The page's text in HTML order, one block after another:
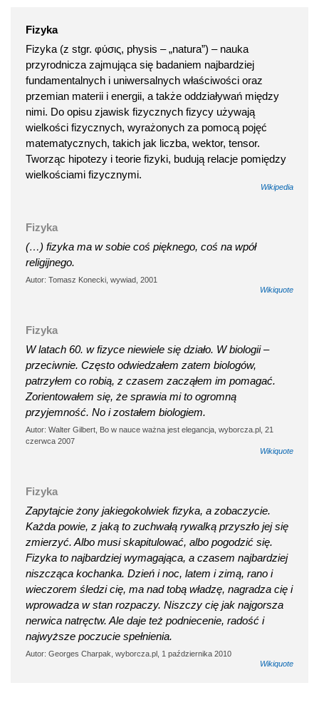
Fizyka
Fizyka (z stgr. φύσις, physis – „natura”) – nauka
przyrodnicza zajmująca się badaniem najbardziej
fundamentalnych i uniwersalnych właściwości oraz
przemian materii i energii, a także oddziaływań między
nimi. Do opisu zjawisk fizycznych fizycy używają
wielkości fizycznych, wyrażonych za pomocą pojęć
matematycznych, takich jak liczba, wektor, tensor.
Tworząc hipotezy i teorie fizyki, budują relacje pomiędzy
wielkościami fizycznymi.
Wikipedia
Fizyka
(…) fizyka ma w sobie coś pięknego, coś na wpół
religijnego.
Autor: Tomasz Konecki, wywiad, 2001
Wikiquote
Fizyka
W latach 60. w fizyce niewiele się działo. W biologii –
przeciwnie. Często odwiedzałem zatem biologów,
patrzyłem co robią, z czasem zacząłem im pomagać.
Zorientowałem się, że sprawia mi to ogromną
przyjemność. No i zostałem biologiem.
Autor: Walter Gilbert, Bo w nauce ważna jest elegancja, wyborcza.pl, 21
czerwca 2007
Wikiquote
Fizyka
Zapytajcie żony jakiegokolwiek fizyka, a zobaczycie.
Każda powie, z jaką to zuchwałą rywalką przyszło jej się
zmierzyć. Albo musi skapitulować, albo pogodzić się.
Fizyka to najbardziej wymagająca, a czasem najbardziej
niszcząca kochanka. Dzień i noc, latem i zimą, rano i
wieczorem śledzi cię, ma nad tobą władzę, nagradza cię i
wprowadza w stan rozpaczy. Niszczy cię jak najgorsza
nerwica natręctw. Ale daje też podniecenie, radość i
najwyższe poczucie spełnienia.
Autor: Georges Charpak, wyborcza.pl, 1 października 2010
Wikiquote